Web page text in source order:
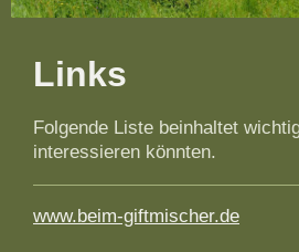
Links
Folgende Liste beinhaltet
interessieren könnten.
www.beim-giftmischer.de